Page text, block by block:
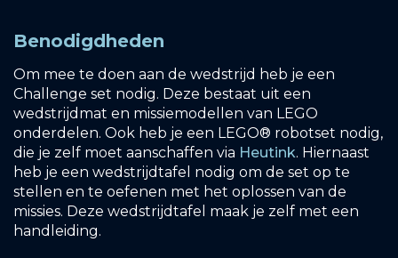
Benodigdheden
Om mee te doen aan de wedstrijd heb je een
Challenge set nodig. Deze bestaat uit een
wedstrijdmat en missiemodellen van LEGO
onderdelen. Ook heb je een LEGO® robotset nodig,
die je zelf moet aanschaffen via Heutink. Hiernaast
heb je een wedstrijdtafel nodig om de set op te
stellen en te oefenen met het oplossen van de
missies. Deze wedstrijdtafel maak je zelf met een
handleiding.